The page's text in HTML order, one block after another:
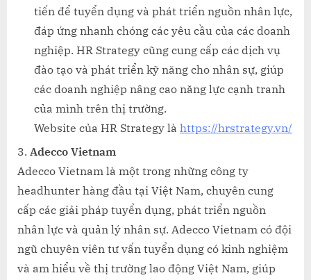
tiến để tuyển dụng và phát triển nguồn nhân lực,
đáp ứng nhanh chóng các yêu cầu của các doanh
nghiệp. HR Strategy cũng cung cấp các dịch vụ
đào tạo và phát triển kỹ năng cho nhân sự, giúp
các doanh nghiệp nâng cao năng lực cạnh tranh
của mình trên thị trường.
Website của HR Strategy là https://hrstrategy.vn/
Adecco Vietnam
Adecco Vietnam là một trong những công ty
headhunter hàng đầu tại Việt Nam, chuyên cung
cấp các giải pháp tuyển dụng, phát triển nguồn
nhân lực và quản lý nhân sự. Adecco Vietnam có đội
ngũ chuyên viên tư vấn tuyển dụng có kinh nghiệm
và am hiểu về thị trường lao động Việt Nam, giúp